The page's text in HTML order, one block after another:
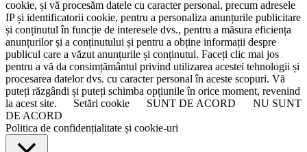
cookie, și vă procesăm datele cu caracter personal, precum adresele
IP și identificatorii cookie, pentru a personaliza anunțurile publicitare
și conținutul în funcție de interesele dvs., pentru a măsura eficiența
anunțurilor și a conținutului și pentru a obține informații despre
publicul care a văzut anunțurile și conținutul. Faceți clic mai jos
pentru a vă da consimțământul privind utilizarea acestei tehnologii și
procesarea datelor dvs. cu caracter personal în aceste scopuri. Vă
puteți răzgândi și puteți schimba opțiunile în orice moment, revenind
la acest site.
Setări cookie SUNT DE ACORD
NU SUNT
DE ACORD
Politica de confidențialitate și cookie-uri